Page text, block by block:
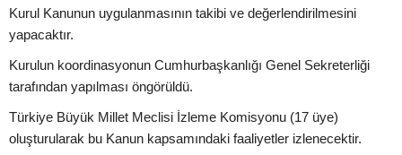
Kurul Kanunun uygulanmasının takibi ve değerlendirilmesini
yapacaktır.
Kurulun koordinasyonun Cumhurbaşkanlığı Genel Sekreterliği
tarafından yapılması öngörüldü.
Türkiye Büyük Millet Meclisi İzleme Komisyonu (17 üye)
oluşturularak bu Kanun kapsamındaki faaliyetler izlenecektir.